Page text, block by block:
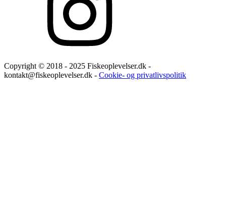
Copyright © 2018 - 2025 Fiskeoplevelser.dk -
kontakt@fiskeoplevelser.dk - Cookie- og privatlivspolitik